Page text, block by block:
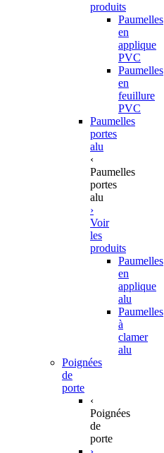
produits
Paumelles
en
applique
PVC
Paumelles
en
feuillure
PVC
Paumelles
portes
alu
‹
Paumelles
portes
alu
›
Voir
les
produits
Paumelles
en
applique
alu
Paumelles
à
clamer
alu
Poignées
de
porte
‹
Poignées
de
porte